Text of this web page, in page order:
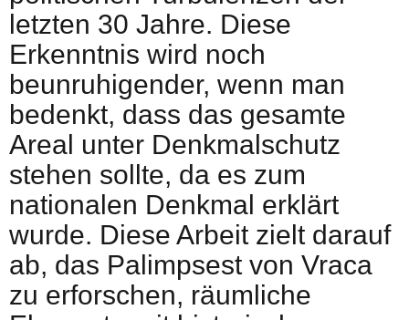
letzten 30 Jahre. Diese
Erkenntnis wird noch
beunruhigender, wenn man
bedenkt, dass das gesamte
Areal unter Denkmalschutz
stehen sollte, da es zum
nationalen Denkmal erklärt
wurde. Diese Arbeit zielt darauf
ab, das Palimpsest von Vraca
zu erforschen, räumliche